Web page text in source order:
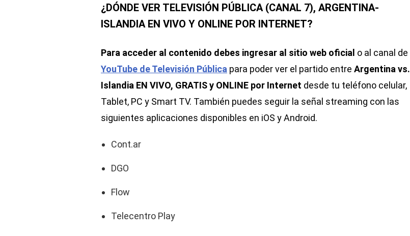
¿DÓNDE VER TELEVISIÓN PÚBLICA (CANAL 7), ARGENTINA-
ISLANDIA EN VIVO Y ONLINE POR INTERNET?
Para acceder al contenido debes ingresar al sitio web oficial o al canal de
YouTube de Televisión Pública para poder ver el partido entre Argentina vs.
Islandia EN VIVO, GRATIS y ONLINE por Internet desde tu teléfono celular,
Tablet, PC y Smart TV. También puedes seguir la señal streaming con las
siguientes aplicaciones disponibles en iOS y Android.
Cont.ar
DGO
Flow
Telecentro Play